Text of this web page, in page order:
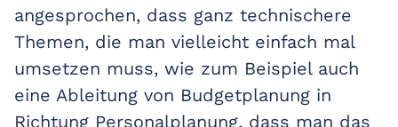
angesprochen, dass ganz technischere
Themen, die man vielleicht einfach mal
umsetzen muss, wie zum Beispiel auch
eine Ableitung von Budgetplanung in
Richtung Personalplanung, dass man das